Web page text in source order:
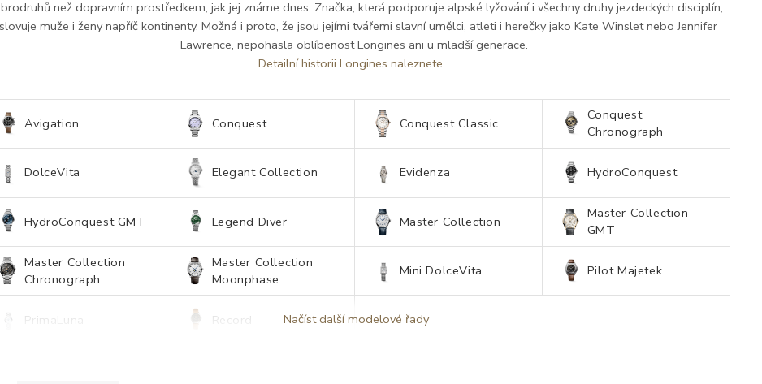
než dopravním prostředkem, jak jej známe dnes. Značka, která podporuje alpské lyžování i všechny druhy jezdeckých disciplín,
muže i ženy napříč kontinenty. Možná i proto, že jsou jejími tvářemi slavní umělci, atleti i herečky jako Kate Winslet nebo Jennifer
Lawrence, nepohasla oblíbenost Longines ani u mladší generace.
Detailní historii Longines naleznete...
Avigation Conquest Conquest Classic
Conquest
Chronograph
DolceVita Elegant Collection Evidenza HydroConquest
HydroConquest GMT Legend Diver Master Collection
Master Collection
GMT
Master Collection
Chronograph
Master Collection
Moonphase
Mini DolceVita Pilot Majetek
PrimaLuna Record Načíst další modelové řady